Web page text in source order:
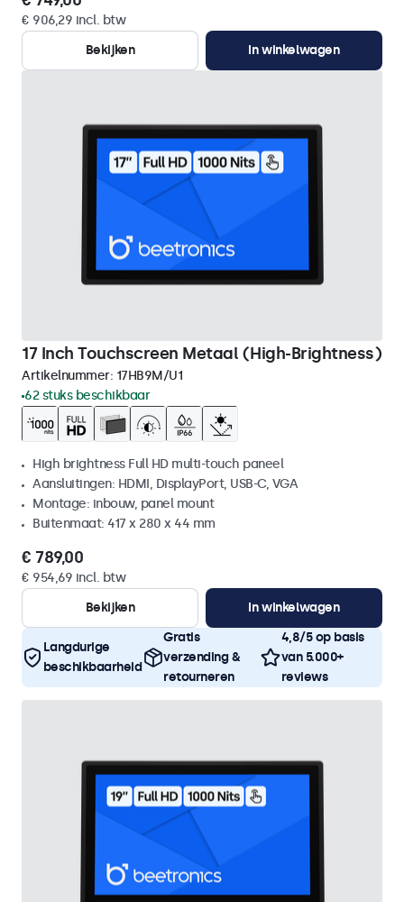
€ 906,29 incl. btw
Bekijken
In winkelwagen
17 Inch Touchscreen Metaal (High-Brightness)
Artikelnummer: 17HB9M/U1
62 stuks beschikbaar
High brightness Full HD multi-touch paneel
Aansluitingen: HDMI, DisplayPort, USB-C, VGA
Montage: inbouw, panel mount
Buitenmaat: 417 x 280 x 44 mm
€ 789,00
€ 954,69 incl. btw
Bekijken
In winkelwagen
Langdurige
beschikbaarheid
Gratis
verzending &
retourneren
4,8/5 op basis
van 5.000+
reviews